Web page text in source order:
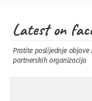
13.11.'15 Osuda napada
Pe ...
Latest on
Pratite poslijednje
partnerskih organizacija